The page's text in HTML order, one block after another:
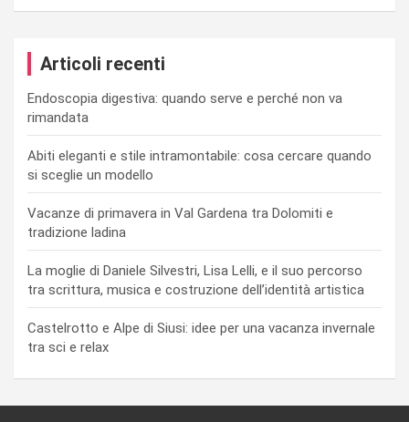
Articoli recenti
Endoscopia digestiva: quando serve e perché non va
rimandata
Abiti eleganti e stile intramontabile: cosa cercare quando
si sceglie un modello
Vacanze di primavera in Val Gardena tra Dolomiti e
tradizione ladina
La moglie di Daniele Silvestri, Lisa Lelli, e il suo percorso
tra scrittura, musica e costruzione dell’identità artistica
Castelrotto e Alpe di Siusi: idee per una vacanza invernale
tra sci e relax